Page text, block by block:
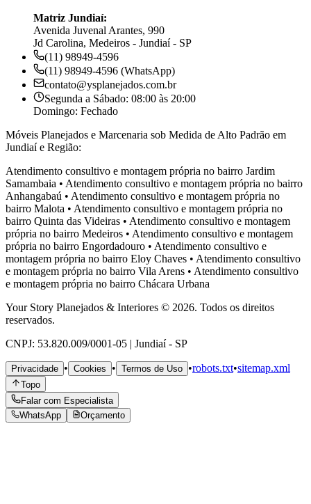
Matriz Jundiaí:
Avenida Juvenal Arantes, 990
Jd Carolina, Medeiros - Jundiaí - SP
(11) 98949-4596
(11) 98949-4596 (WhatsApp)
contato@ysplanejados.com.br
Segunda a Sábado: 08:00 às 20:00
Domingo: Fechado
Móveis Planejados e Marcenaria sob Medida de Alto Padrão em
Jundiaí e Região:
Atendimento consultivo e montagem própria no bairro Jardim
Samambaia • Atendimento consultivo e montagem própria no bairro
Anhangabaú • Atendimento consultivo e montagem própria no
bairro Malota • Atendimento consultivo e montagem própria no
bairro Quinta das Videiras • Atendimento consultivo e montagem
própria no bairro Medeiros • Atendimento consultivo e montagem
própria no bairro Engordadouro • Atendimento consultivo e
montagem própria no bairro Eloy Chaves • Atendimento consultivo
e montagem própria no bairro Vila Arens • Atendimento consultivo
e montagem própria no bairro Chácara Urbana
Your Story Planejados & Interiores © 2026. Todos os direitos
reservados.
CNPJ: 53.820.009/0001-05 | Jundiaí - SP
Privacidade • Cookies • Termos de Uso •robots.txt•sitemap.xml
Topo
Falar com Especialista
WhatsApp
Orçamento